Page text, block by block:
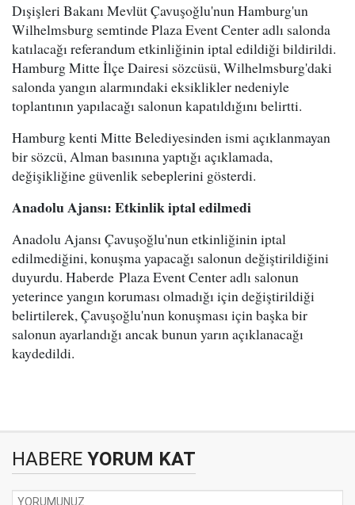
Dışişleri Bakanı Mevlüt Çavuşoğlu'nun Hamburg'un
Wilhelmsburg semtinde Plaza Event Center adlı salonda
katılacağı referandum etkinliğinin iptal edildiği bildirildi.
Hamburg Mitte İlçe Dairesi sözcüsü, Wilhelmsburg'daki
salonda yangın alarmındaki eksiklikler nedeniyle
toplantının yapılacağı salonun kapatıldığını belirtti.
Hamburg kenti Mitte Belediyesinden ismi açıklanmayan
bir sözcü, Alman basınına yaptığı açıklamada,
değişikliğine güvenlik sebeplerini gösterdi.
Anadolu Ajansı: Etkinlik iptal edilmedi
Anadolu Ajansı Çavuşoğlu'nun etkinliğinin iptal
edilmediğini, konuşma yapacağı salonun değiştirildiğini
duyurdu. Haberde Plaza Event Center adlı salonun
yeterince yangın koruması olmadığı için değiştirildiği
belirtilerek, Çavuşoğlu'nun konuşması için başka bir
salonun ayarlandığı ancak bunun yarın açıklanacağı
kaydedildi.
HABERE YORUM KAT